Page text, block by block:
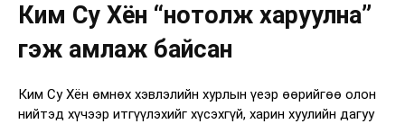
Ким Су Хён “нотолж харуулна”
гэж амлаж байсан
Ким Су Хён өмнөх хэвлэлийн хурлын үеэр өөрийгөө олон
нийтэд хүчээр итгүүлэхийг хүсэхгүй, харин хуулийн дагуу